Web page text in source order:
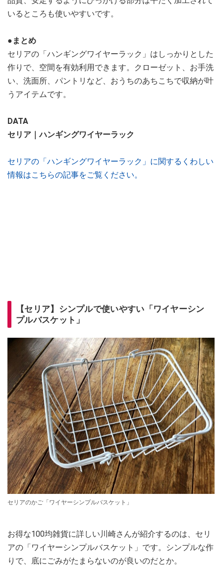
いるところも使いやすいです。
●まとめ
セリアの「ハンギングワイヤーラック」はしっかりとした
作りで、空間を有効利用できます。クローゼット、お手洗
い、洗面所、パントリなど、おうちのあちこちで収納が叶
うアイテムです。
DATA
セリア｜ハンギングワイヤーラック
セリアの「ハンギングワイヤーラック」に関するくわしい
情報はこちらの記事をご覧ください。
【セリア】シンプルで使いやすい「ワイヤーシン
プルバスケット」
セリアのかご「ワイヤーシンプルバスケット」
お得な100均雑貨に詳しい川崎さんが紹介するのは、セリ
アの「ワイヤーシンプルバスケット」です。シンプルな作
りで、底にごみがたまらないのが良いのだとか。